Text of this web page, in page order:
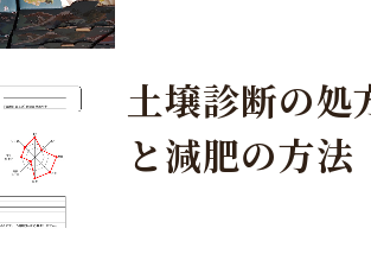
しょう！
土壌診断の処
と減肥の方法